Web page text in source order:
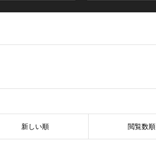
新しい順 閲覧数順